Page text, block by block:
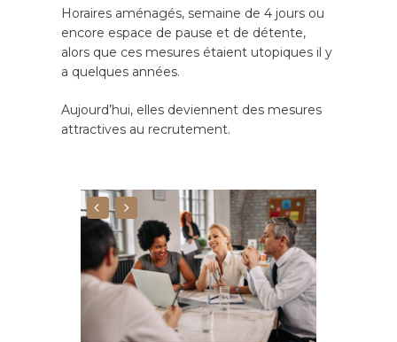
Horaires aménagés, semaine de 4 jours ou
encore espace de pause et de détente,
alors que ces mesures étaient utopiques il y
a quelques années.
Aujourd’hui, elles deviennent des mesures
attractives au recrutement.